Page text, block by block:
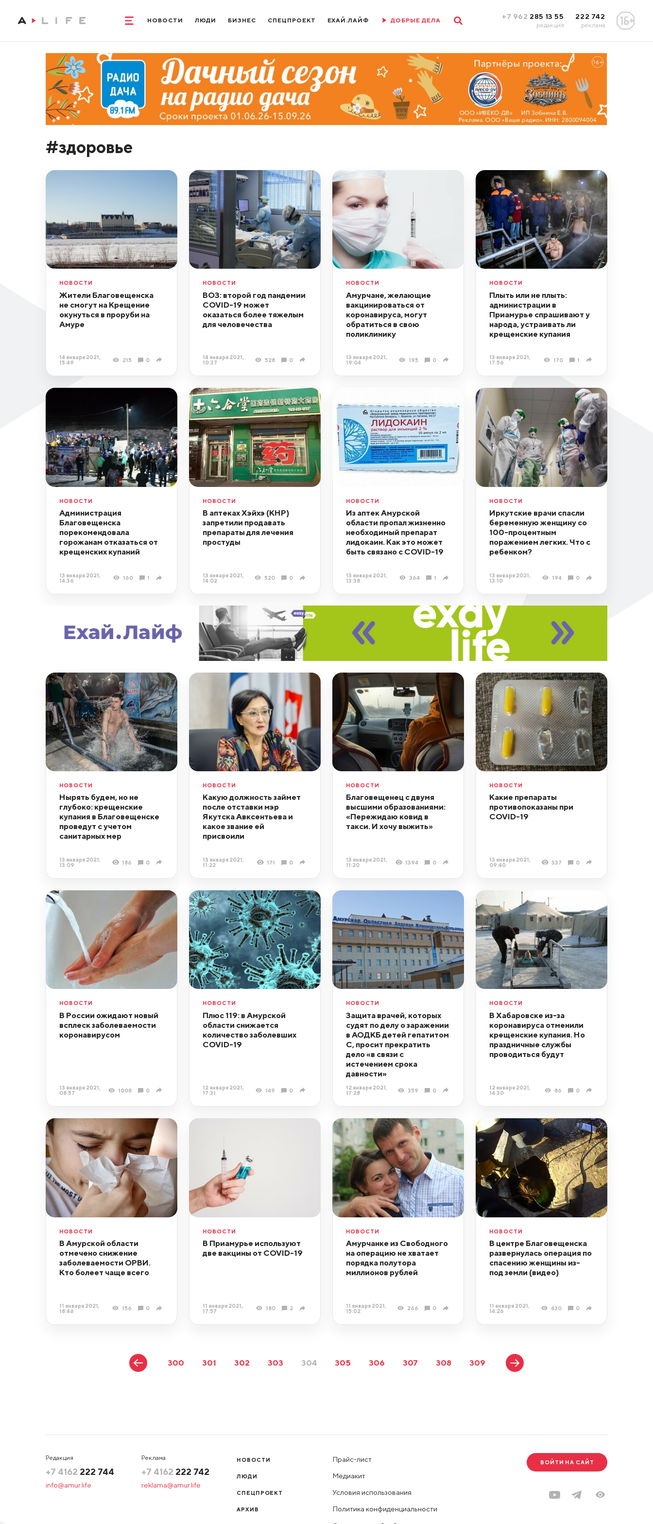
НОВОСТИ ЛЮДИ БИЗНЕС СПЕЦПРОЕКТ ЕХАЙ.ЛАЙФ ДОБРЫЕ ДЕЛА +7 962 285 13 55
редакция
222 742
реклама
#здоровье
НОВОСТИ
Жители Благовещенска
не смогут на Крещение
окунуться в проруби на
Амуре
14 января 2021,
15:49
215 0
НОВОСТИ
ВОЗ: второй год пандемии
COVID-19 может
оказаться более тяжелым
для человечества
14 января 2021,
10:37
528 0
НОВОСТИ
Амурчане, желающие
вакцинироваться от
коронавируса, могут
обратиться в свою
поликлинику
13 января 2021,
19:04
195 0
НОВОСТИ
Плыть или не плыть:
администрации в
Приамурье спрашивают у
народа, устраивать ли
крещенские купания
13 января 2021,
17:56
170 1
НОВОСТИ
Администрация
Благовещенска
порекомендовала
горожанам отказаться от
крещенских купаний
13 января 2021,
14:36
160 1
НОВОСТИ
В аптеках Хэйхэ (КНР)
запретили продавать
препараты для лечения
простуды
13 января 2021,
14:02
520 0
НОВОСТИ
Из аптек Амурской
области пропал жизненно
необходимый препарат
лидокаин. Как это может
быть связано с COVID-19
13 января 2021,
13:38
364 1
НОВОСТИ
Иркутские врачи спасли
беременную женщину со
100-процентным
поражением легких. Что с
ребенком?
13 января 2021,
13:10
194 0
НОВОСТИ
Нырять будем, но не
глубоко: крещенские
купания в Благовещенске
проведут с учетом
санитарных мер
13 января 2021,
13:09
186 0
НОВОСТИ
Какую должность займет
после отставки мэр
Якутска Авксентьева и
какое звание ей
присвоили
13 января 2021,
11:22
171 0
НОВОСТИ
Благовещенец с двумя
высшими образованиями:
«Пережидаю ковид в
такси. И хочу выжить»
13 января 2021,
11:20
1394 0
НОВОСТИ
Какие препараты
противопоказаны при
COVID-19
13 января 2021,
09:40
337 0
НОВОСТИ
В России ожидают новый
всплеск заболеваемости
коронавирусом
13 января 2021,
08:57
1008 0
НОВОСТИ
Плюс 119: в Амурской
области снижается
количество заболевших
COVID-19
12 января 2021,
17:31
149 0
НОВОСТИ
Защита врачей, которых
судят по делу о заражении
в АОДКБ детей гепатитом
С, просит прекратить
дело «в связи с
истечением срока
давности»
12 января 2021,
17:28
359 0
НОВОСТИ
В Хабаровске из-за
коронавируса отменили
крещенские купания. Но
праздничные службы
проводиться будут
12 января 2021,
14:30
86 0
НОВОСТИ
В Амурской области
отмечено снижение
заболеваемости ОРВИ.
Кто болеет чаще всего
11 января 2021,
18:46
156 0
НОВОСТИ
В Приамурье используют
две вакцины от COVID-19
11 января 2021,
17:57
180 2
НОВОСТИ
Амурчанке из Свободного
на операцию не хватает
порядка полутора
миллионов рублей
11 января 2021,
15:02
266 0
НОВОСТИ
В центре Благовещенска
развернулась операция по
спасению женщины из-
под земли (видео)
11 января 2021,
14:26
430 0
300 301 302 303 304 305 306 307 308 309
Редакция
+7 4162 222 744
info@amur.life
Реклама
+7 4162 222 742
reklama@amur.life
НОВОСТИ
ЛЮДИ
СПЕЦПРОЕКТ
АРХИВ
Прайс-лист
Медиакит
Условия использования
Политика конфиденциальности
ВОЙТИ НА САЙТ